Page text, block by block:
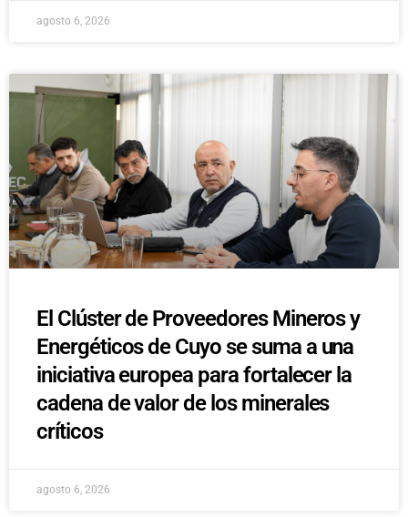
agosto 6, 2026
El Clúster de Proveedores Mineros y
Energéticos de Cuyo se suma a una
iniciativa europea para fortalecer la
cadena de valor de los minerales
críticos
agosto 6, 2026